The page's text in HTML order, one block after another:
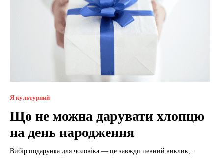
Я культурний
Що не можна дарувати хлопцю
на день народження
Вибір подарунка для чоловіка — це завжди певний виклик,...